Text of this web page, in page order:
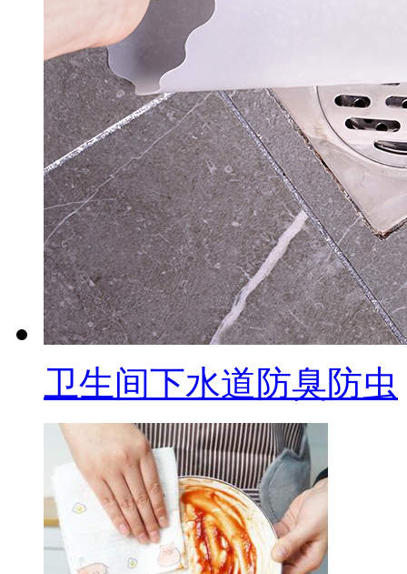
卫生间下水道防臭防虫